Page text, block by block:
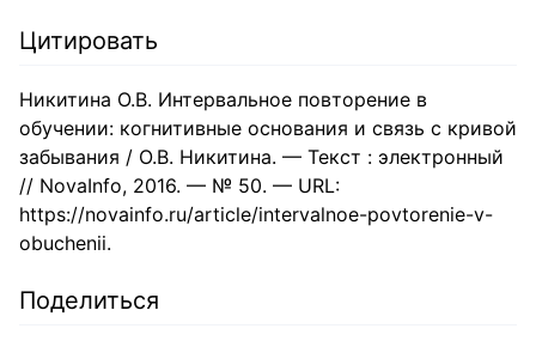
Цитировать
Никитина О.В. Интервальное повторение в
обучении: когнитивные основания и связь с кривой
забывания / О.В. Никитина. — Текст : электронный
// NovaInfo, 2016. — № 50. — URL:
https://novainfo.ru/article/intervalnoe-povtorenie-v-
obuchenii.
Поделиться